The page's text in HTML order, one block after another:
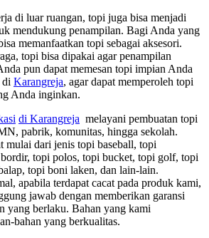
di luar ruangan, topi juga bisa menjadi
mendukung penampilan. Bagi Anda yang
memanfaatkan topi sebagai aksesori.
topi bisa dipakai agar penampilan
pun dapat memesan topi impian Anda
di Karangreja, agar dapat memperoleh topi
Anda inginkan.
di Karangreja melayani pembuatan topi
pabrik, komunitas, hingga sekolah.
mulai dari jenis topi baseball, topi
topi polos, topi bucket, topi golf, topi
topi boni laken, dan lain-lain.
apabila terdapat cacat pada produk kami,
jawab dengan memberikan garansi
yang berlaku. Bahan yang kami
bahan yang berkualitas.